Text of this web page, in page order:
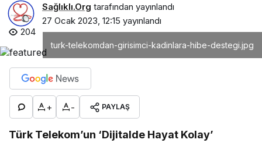
Sağlıklı.Org tarafından yayınlandı
27 Ocak 2023, 12:15 yayınlandı
204
turk-telekomdan-girisimci-kadinlara-hibe-destegi.jpg
+ - PAYLAŞ
Türk Telekom’un ‘Dijitalde Hayat Kolay’